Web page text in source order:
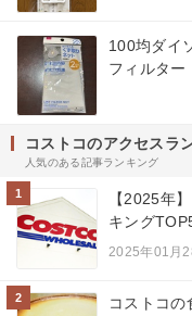
100均ダイ
フィルター
コストコのアクセスラ
人気のある記事ランキング
1
【2025年
キング
2025年01月
2
コストコの